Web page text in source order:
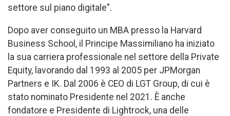
settore sul piano digitale”.
Dopo aver conseguito un MBA presso la Harvard
Business School, il Principe Massimiliano ha iniziato
la sua carriera professionale nel settore della Private
Equity, lavorando dal 1993 al 2005 per JPMorgan
Partners e IK. Dal 2006 è CEO di LGT Group, di cui è
stato nominato Presidente nel 2021. È anche
fondatore e Presidente di Lightrock, una delle